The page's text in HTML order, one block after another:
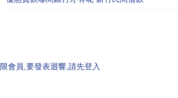
限會員,要發表迴響,請先登入